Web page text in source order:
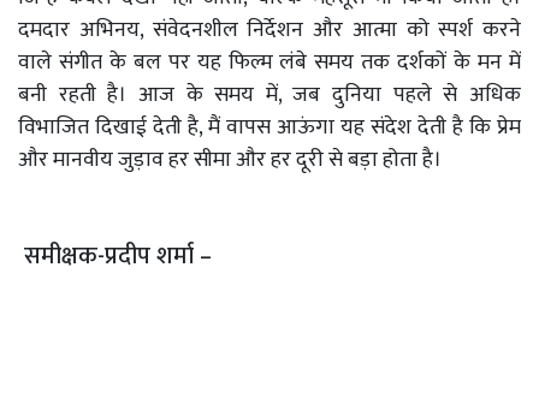
दमदार अभिनय, संवेदनशील निर्देशन और आत्मा को स्पर्श करने
वाले संगीत के बल पर यह फिल्म लंबे समय तक दर्शकों के मन में
बनी रहती है। आज के समय में, जब दुनिया पहले से अधिक
विभाजित दिखाई देती है, मैं वापस आऊंगा यह संदेश देती है कि प्रेम
और मानवीय जुड़ाव हर सीमा और हर दूरी से बड़ा होता है।
समीक्षक-प्रदीप शर्मा –